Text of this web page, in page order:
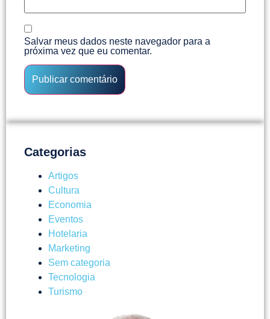
Salvar meus dados neste navegador para a
próxima vez que eu comentar.
Categorias
Artigos
Cultura
Economia
Eventos
Hotelaria
Marketing
Sem categoria
Tecnologia
Turismo